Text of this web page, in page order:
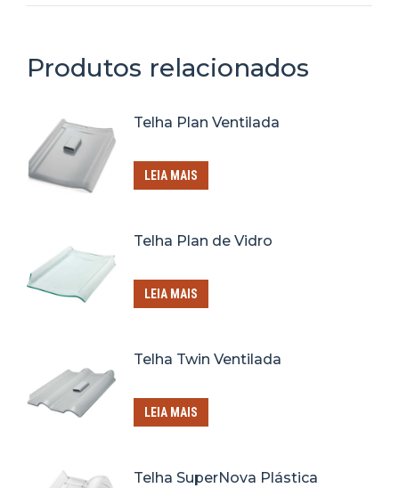
Produtos relacionados
Telha Plan Ventilada
LEIA MAIS
Telha Plan de Vidro
LEIA MAIS
Telha Twin Ventilada
LEIA MAIS
Telha SuperNova Plástica